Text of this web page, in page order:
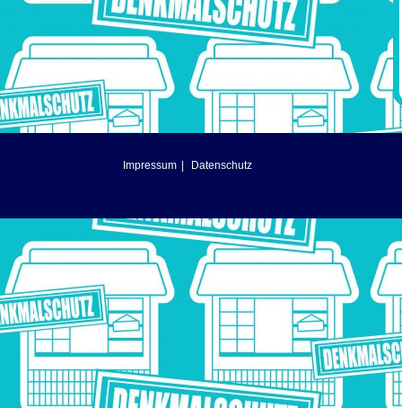
Impressum Datenschutz